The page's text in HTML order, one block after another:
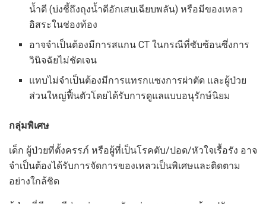
น้ำดี (บ่งชี้ถึงถุงน้ำดีอักเสบเฉียบพลัน) หรือมีของเหลว
อิสระในช่องท้อง
อาจจำเป็นต้องมีการสแกน CT ในกรณีที่ซับซ้อนซึ่งการ
วินิจฉัยไม่ชัดเจน
แทบไม่จำเป็นต้องมีการแทรกแซงการผ่าตัด และผู้ป่วย
ส่วนใหญ่ฟื้นตัวโดยได้รับการดูแลแบบอนุรักษ์นิยม
กลุ่มพิเศษ
เด็ก ผู้ป่วยที่ตั้งครรภ์ หรือผู้ที่เป็นโรคตับ/ปอด/หัวใจเรื้อรัง อาจ
จำเป็นต้องได้รับการจัดการของเหลวเป็นพิเศษและติดตาม
อย่างใกล้ชิด